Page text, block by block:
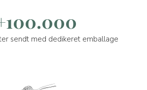
sendt med dedikeret emballage